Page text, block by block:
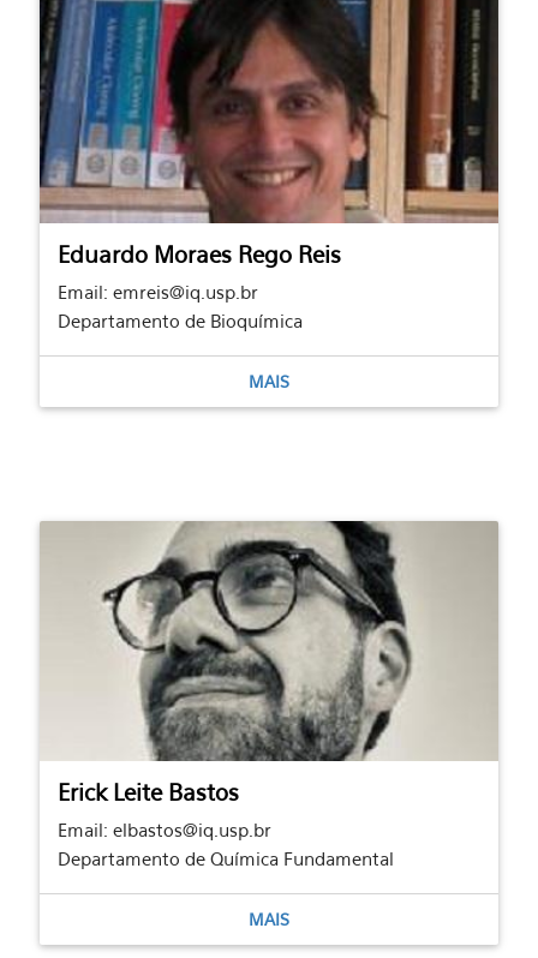
Eduardo Moraes Rego Reis
Email: emreis@iq.usp.br
Departamento de Bioquímica
MAIS
Erick Leite Bastos
Email: elbastos@iq.usp.br
Departamento de Química Fundamental
MAIS